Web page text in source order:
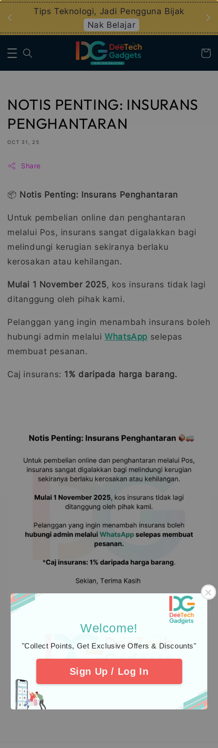
Welcome!
"Collect Points, Get Exclusive Offers & Discounts"
Sign Up / Log In
Tips Teknologi, Jadi Pengguna Bijak
Nak Belajar
NOTIS PENTING: INSURANS
PENGHANTARAN
OCT 31, 25
Share
📦 Notis Penting: Insurans Penghantaran
Untuk pembelian online dan penghantaran
melalui Pos, insurans sangat digalakkan bagi
melindungi kerugian sekiranya berlaku
kerosakan atau kehilangan.
Mulai 1 November 2025, kos insurans tidak lagi
ditanggung oleh pihak kami.
Pelanggan yang ingin menambah insurans boleh
hubungi admin melaluiWhatsApp selepas
membuat pesanan.
Caj insurans: 1% daripada harga barang.
Back